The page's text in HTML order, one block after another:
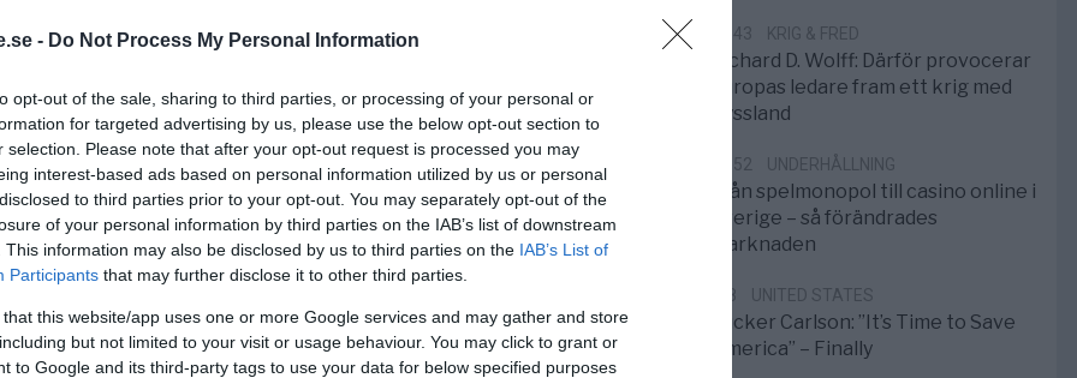
- Do Not Process My Personal Information
opt-out of the sale, sharing to third parties, or processing of your personal or
for targeted advertising by us, please use the below opt-out section to
selection. Please note that after your opt-out request is processed you may
interest-based ads based on personal information utilized by us or personal
to third parties prior to your opt-out. You may separately opt-out of the
of your personal information by third parties on the IAB’s list of downstream
This information may also be disclosed by us to third parties on the IAB’s List of
Participants that may further disclose it to other third parties.
that this website/app uses one or more Google services and may gather and store
but not limited to your visit or usage behaviour. You may click to grant or
to Google and its third-party tags to use your data for below specified purposes
Karlström har tagit illa åt sig av
som använts för att erhålla
”Dokument inifrån:
SVT.Linda Karlströmförekom i
gällande att staten hade överträtt hennes
för mänskliga rättigheter.
användande av falska identiteter och
hennes rätt till privatliv, tankefrihet,
skriver Tingsrätten i ett
11:43 KRIG & FRED
Richard D. Wolff: Därför provocerar
Europas ledare fram ett krig med
Ryssland
10:52 UNDERHÅLLNING
Från spelmonopol till casino online i
Sverige – så förändrades
marknaden
6/8 UNITED STATES
Tucker Carlson: ”It’s Time to Save
America” – Finally